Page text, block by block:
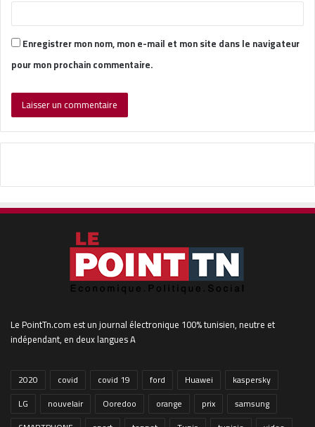
Enregistrer mon nom, mon e-mail et mon site dans le navigateur
pour mon prochain commentaire.
Le PointTn.com est un journal électronique 100% tunisien, neutre et
indépendant, en deux langues A
2020 covid covid 19 ford Huawei
kaspersky
LG
nouvelair Ooredoo orange prix
samsung